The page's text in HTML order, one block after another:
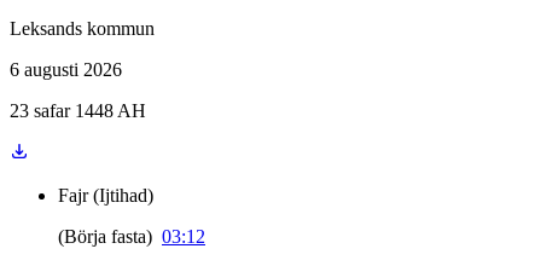
Leksands kommun
6 augusti 2026
23 safar 1448 AH
Fajr (Ijtihad)
(Börja fasta) 03:12